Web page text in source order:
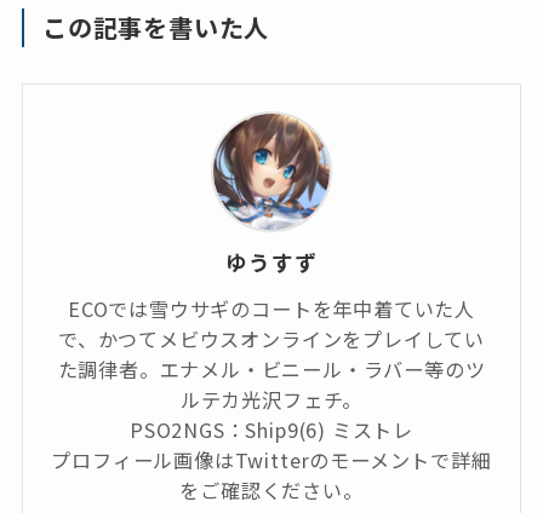
この記事を書いた人
ゆうすず
ECOでは雪ウサギのコートを年中着ていた人
で、かつてメビウスオンラインをプレイしてい
た調律者。エナメル・ビニール・ラバー等のツ
ルテカ光沢フェチ。
PSO2NGS：Ship9(6) ミストレ
プロフィール画像はTwitterのモーメントで詳細
をご確認ください。